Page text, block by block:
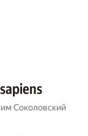
Соколовский